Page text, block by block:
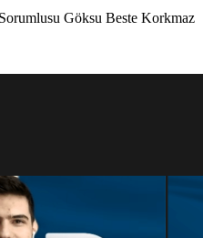
Göksu Beste Korkmaz